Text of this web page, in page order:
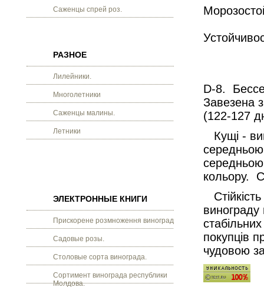
Саженцы спрей роз.
РАЗНОЕ
Лилейники.
Многолетники
Саженцы малины.
Летники
ЭЛЕКТРОННЫЕ КНИГИ
Прискорене розмноження винограду.
Садовые розы.
Столовые сорта винограда.
Сортимент винограда республики
Молдова.
D-8.
Завезена
(122-127
Кущі -
кольору.
покупців
чудовою